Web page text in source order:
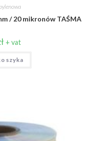
/ 20 mikronów TAŚMA
+ vat